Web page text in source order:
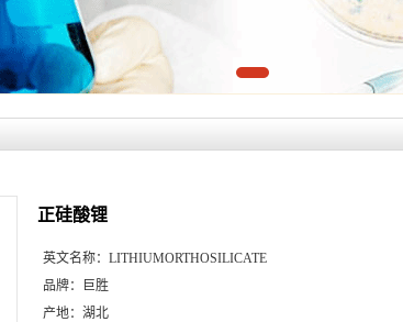
正硅酸锂
英文名称： LITHIUMORTHOSILICATE
品牌：
巨胜
产地： 湖北